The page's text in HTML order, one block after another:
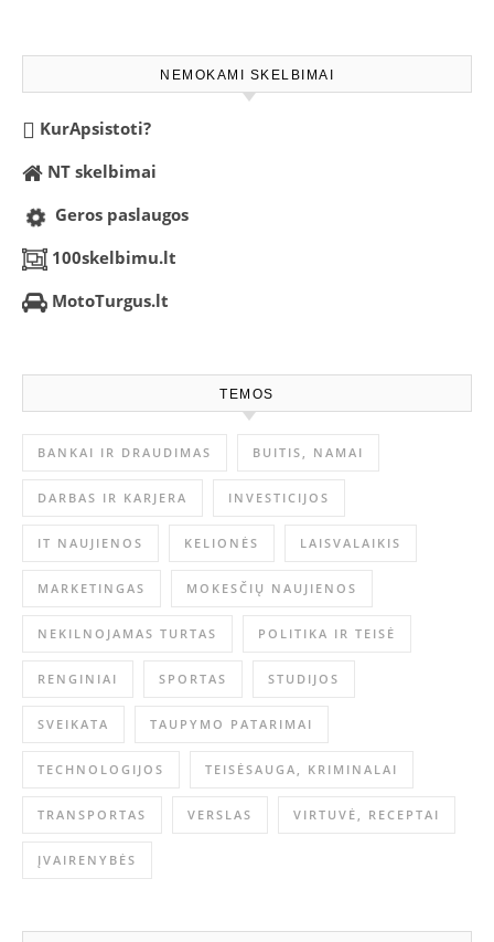
NEMOKAMI SKELBIMAI
KurApsistoti?
NT skelbimai
Geros paslaugos
100skelbimu.lt
MotoTurgus.lt
TEMOS
BANKAI IR DRAUDIMAS BUITIS, NAMAI
DARBAS IR KARJERA INVESTICIJOS
IT NAUJIENOS KELIONĖS LAISVALAIKIS
MARKETINGAS MOKESČIŲ NAUJIENOS
NEKILNOJAMAS TURTAS POLITIKA IR TEISĖ
RENGINIAI SPORTAS STUDIJOS
SVEIKATA TAUPYMO PATARIMAI
TECHNOLOGIJOS TEISĖSAUGA, KRIMINALAI
TRANSPORTAS VERSLAS VIRTUVĖ, RECEPTAI
ĮVAIRENYBĖS